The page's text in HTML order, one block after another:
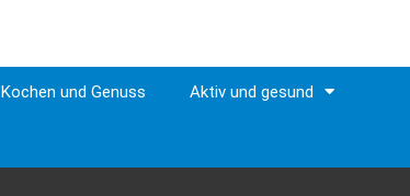
Kochen und Genuss Aktiv und gesund